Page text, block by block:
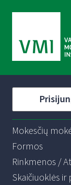
Mokesčių
Formos
Rinkmenos /
Skaičiuoklės ir